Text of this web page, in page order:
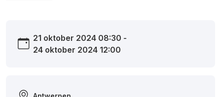
21 oktober 2024 08:30 -
24 oktober 2024 12:00